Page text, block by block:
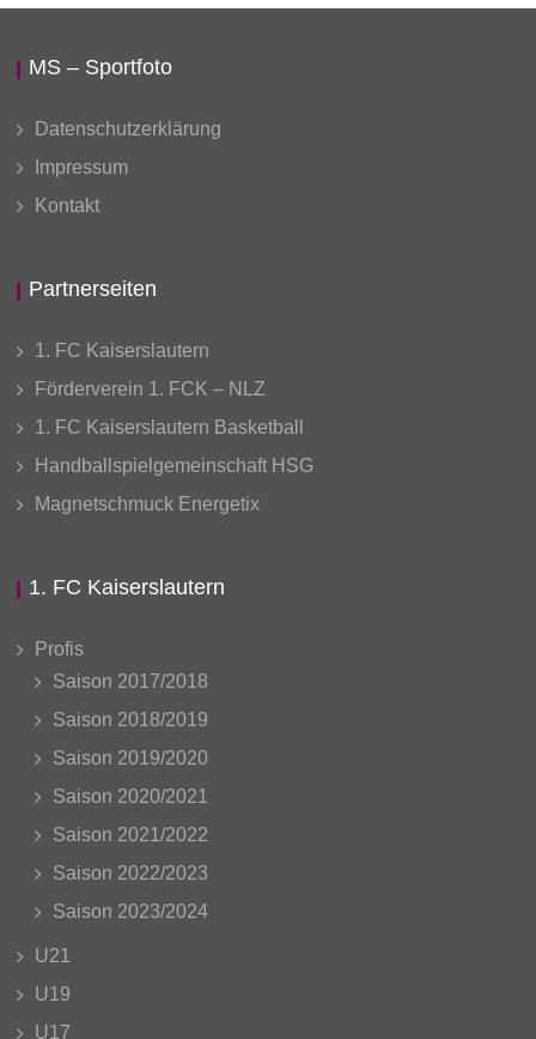
MS – Sportfoto
Datenschutzerklärung
Impressum
Kontakt
Partnerseiten
1. FC Kaiserslautern
Förderverein 1. FCK – NLZ
1. FC Kaiserslautern Basketball
Handballspielgemeinschaft HSG
Magnetschmuck Energetix
1. FC Kaiserslautern
Profis
Saison 2017/2018
Saison 2018/2019
Saison 2019/2020
Saison 2020/2021
Saison 2021/2022
Saison 2022/2023
Saison 2023/2024
U21
U19
U17